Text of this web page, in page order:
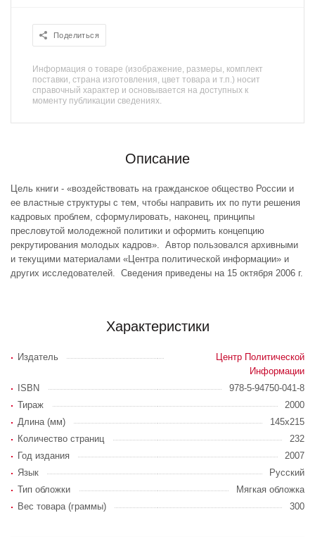
Поделиться
Информация о товаре (изображение, размеры, комплект
поставки, страна изготовления, цвет товара и т.п.) носит
справочный характер и основывается на доступных к
моменту публикации сведениях.
Описание
Цель книги - «воздействовать на гражданское общество России и
ее властные структуры с тем, чтобы направить их по пути решения
кадровых проблем, сформулировать, наконец, принципы
пресловутой молодежной политики и оформить концепцию
рекрутирования молодых кадров». Автор пользовался архивными
и текущими материалами «Центра политической информации» и
других исследователей. Сведения приведены на 15 октября 2006 г.
Характеристики
Издатель
Центр Политической
Информации
ISBN
978-5-94750-041-8
Тираж
2000
Длина (мм)
145x215
Количество страниц
232
Год издания
2007
Язык
Русский
Тип обложки
Мягкая обложка
Вес товара (граммы)
300